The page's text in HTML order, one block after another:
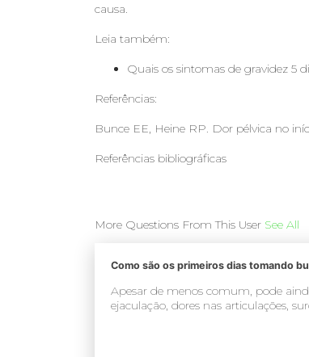
causa.
Leia também:
Quais os sintomas de gravidez 5
Referências:
Bunce EE, Heine RP. Dor pélvica no
Referências bibliográficas
More Questions From This User See All
Como são os primeiros dias tomando
Apesar de menos comum, pode
ejaculação, dores nas articulações,